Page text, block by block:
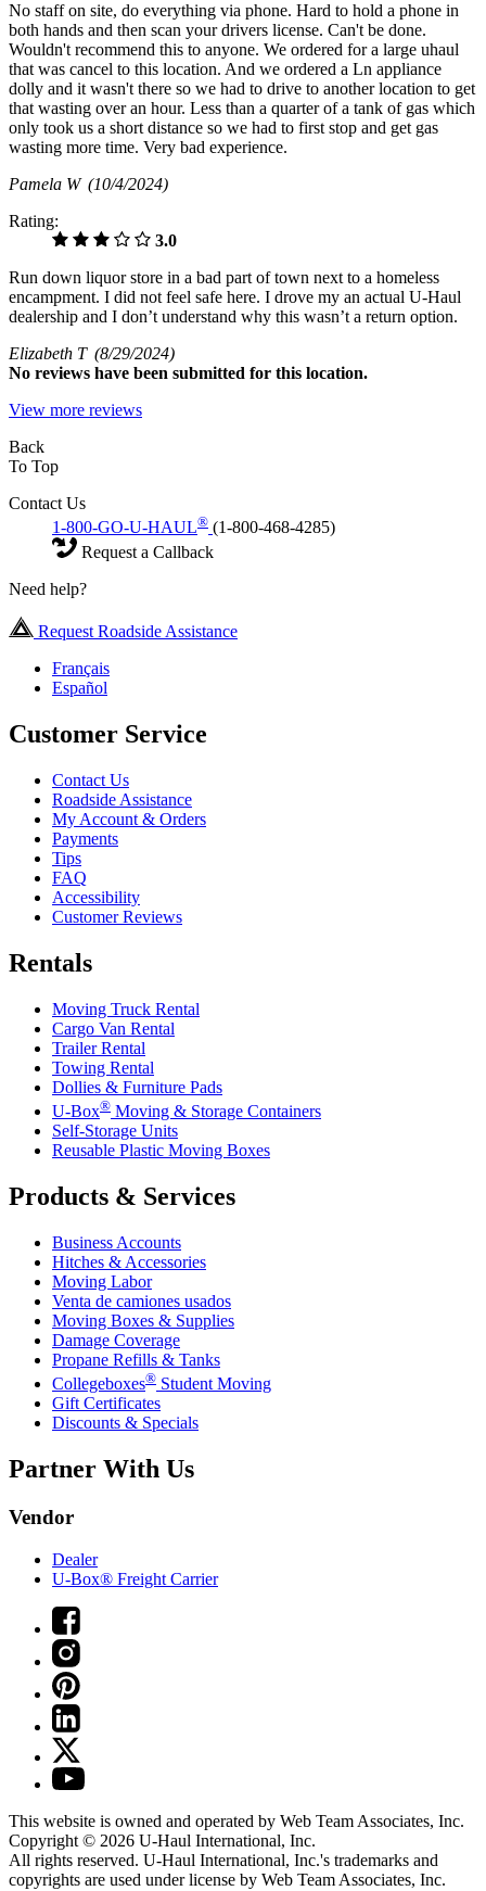
No staff on site, do everything via phone. Hard to hold a phone in
both hands and then scan your drivers license. Can't be done.
Wouldn't recommend this to anyone. We ordered for a large uhaul
that was cancel to this location. And we ordered a Ln appliance
dolly and it wasn't there so we had to drive to another location to get
that wasting over an hour. Less than a quarter of a tank of gas which
only took us a short distance so we had to first stop and get gas
wasting more time. Very bad experience.
Pamela W (10/4/2024)
Rating:
3.0
Run down liquor store in a bad part of town next to a homeless
encampment. I did not feel safe here. I drove my an actual U-Haul
dealership and I don’t understand why this wasn’t a return option.
Elizabeth T (8/29/2024)
No reviews have been submitted for this location.
View more reviews
Back
To Top
Contact Us
1-800-GO-U-HAUL® (1-800-468-4285)
Request a Callback
Need help?
Request Roadside Assistance
Français
Español
Customer Service
Contact Us
Roadside Assistance
My Account & Orders
Payments
Tips
FAQ
Accessibility
Customer Reviews
Rentals
Moving Truck Rental
Cargo Van Rental
Trailer Rental
Towing Rental
Dollies & Furniture Pads
U-Box® Moving & Storage Containers
Self-Storage Units
Reusable Plastic Moving Boxes
Products & Services
Business Accounts
Hitches & Accessories
Moving Labor
Venta de camiones usados
Moving Boxes & Supplies
Damage Coverage
Propane Refills & Tanks
Collegeboxes® Student Moving
Gift Certificates
Discounts & Specials
Partner With Us
Vendor
Dealer
U-Box® Freight Carrier
This website is owned and operated by Web Team Associates, Inc.
Copyright © 2026 U-Haul International, Inc.
All rights reserved. U-Haul International, Inc.'s trademarks and
copyrights are used under license by Web Team Associates, Inc.